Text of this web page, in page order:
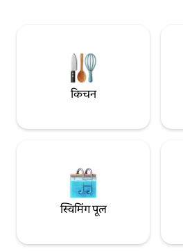
किचन
स्विमिंग पूल